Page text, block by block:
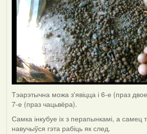
Тэарэтычна можа з'явіцца і 6-е (праз
7-е (праз чацьвёра).
Самка інкубуе іх з перапынкамі, а самец
навучыўся гэта рабіць як след.